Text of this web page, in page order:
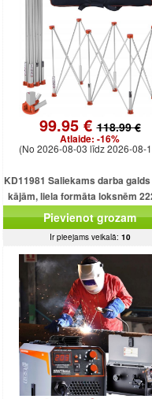
99.95 €118.99 €
Atlaide: -16%
(No 2026-08-03 līdz 2026-08-
KD11981 Saliekams darba
kājām, liela formāta loksnēm
mm, kravnesība 1000 kg.
Pievienot grozam
Ir pieejams veikalā: 10